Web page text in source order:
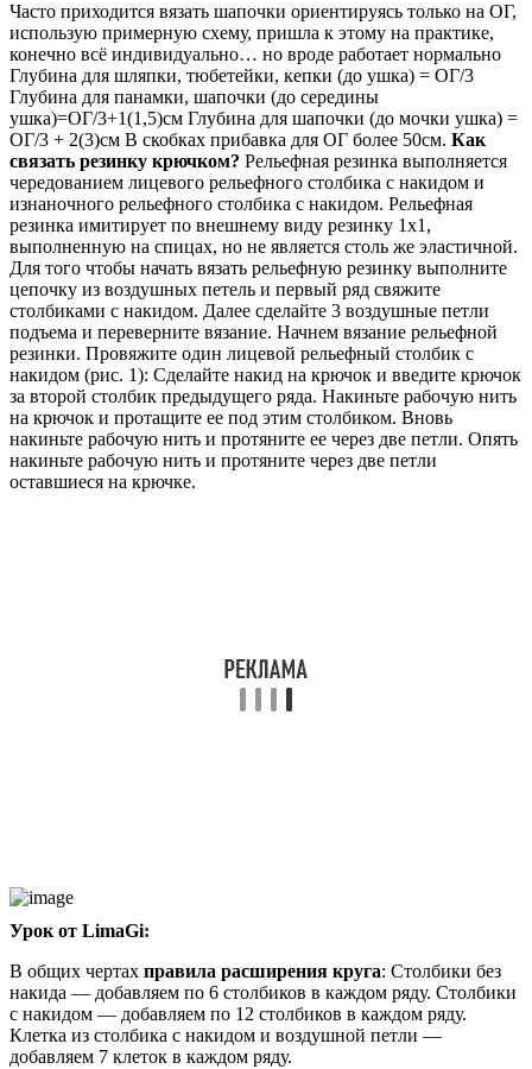
Часто приходится вязать шапочки ориентируясь только на ОГ,
использую примерную схему, пришла к этому на практике,
конечно всё индивидуально… но вроде работает нормально
Глубина для шляпки, тюбетейки, кепки (до ушка) = ОГ/3
Глубина для панамки, шапочки (до середины
ушка)=ОГ/3+1(1,5)см Глубина для шапочки (до мочки ушка) =
ОГ/3 + 2(3)см В скобках прибавка для ОГ более 50см. Как
связать резинку крючком? Рельефная резинка выполняется
чередованием лицевого рельефного столбика с накидом и
изнаночного рельефного столбика с накидом. Рельефная
резинка имитирует по внешнему виду резинку 1х1,
выполненную на спицах, но не является столь же эластичной.
Для того чтобы начать вязать рельефную резинку выполните
цепочку из воздушных петель и первый ряд свяжите
столбиками с накидом. Далее сделайте 3 воздушные петли
подъема и переверните вязание. Начнем вязание рельефной
резинки. Провяжите один лицевой рельефный столбик с
накидом (рис. 1): Сделайте накид на крючок и введите крючок
за второй столбик предыдущего ряда. Накиньте рабочую нить
на крючок и протащите ее под этим столбиком. Вновь
накиньте рабочую нить и протяните ее через две петли. Опять
накиньте рабочую нить и протяните через две петли
оставшиеся на крючке.
Урок от LimaGi:
В общих чертах правила расширения круга: Столбики без
накида — добавляем по 6 столбиков в каждом ряду. Столбики
с накидом — добавляем по 12 столбиков в каждом ряду.
Клетка из столбика с накидом и воздушной петли —
добавляем 7 клеток в каждом ряду.